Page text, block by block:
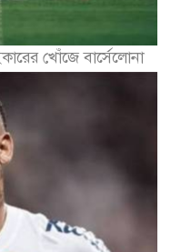
খোঁজে বার্সেলোনা